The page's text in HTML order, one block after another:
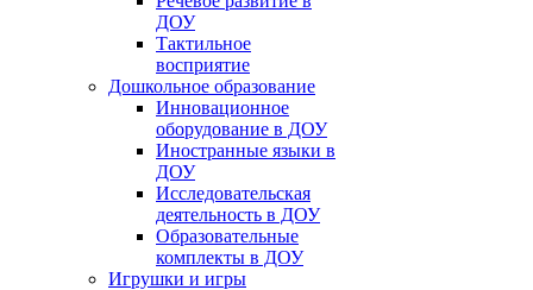
ДОУ
Тактильное
восприятие
Дошкольное образование
Инновационное
оборудование в ДОУ
Иностранные языки в
ДОУ
Исследовательская
деятельность в ДОУ
Образовательные
комплекты в ДОУ
Игрушки и игры